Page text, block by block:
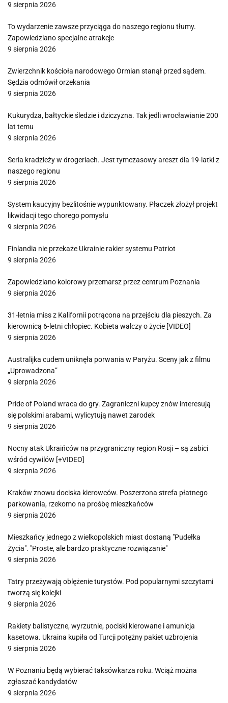
9 sierpnia 2026
To wydarzenie zawsze przyciąga do naszego regionu tłumy.
Zapowiedziano specjalne atrakcje
9 sierpnia 2026
Zwierzchnik kościoła narodowego Ormian stanął przed sądem.
Sędzia odmówił orzekania
9 sierpnia 2026
Kukurydza, bałtyckie śledzie i dziczyzna. Tak jedli wrocławianie 200
lat temu
9 sierpnia 2026
Seria kradzieży w drogeriach. Jest tymczasowy areszt dla 19-latki z
naszego regionu
9 sierpnia 2026
System kaucyjny bezlitośnie wypunktowany. Płaczek złożył projekt
likwidacji tego chorego pomysłu
9 sierpnia 2026
Finlandia nie przekaże Ukrainie rakier systemu Patriot
9 sierpnia 2026
Zapowiedziano kolorowy przemarsz przez centrum Poznania
9 sierpnia 2026
31-letnia miss z Kalifornii potrącona na przejściu dla pieszych. Za
kierownicą 6-letni chłopiec. Kobieta walczy o życie [VIDEO]
9 sierpnia 2026
Australijka cudem uniknęła porwania w Paryżu. Sceny jak z filmu
„Uprowadzona”
9 sierpnia 2026
Pride of Poland wraca do gry. Zagraniczni kupcy znów interesują
się polskimi arabami, wylicytują nawet zarodek
9 sierpnia 2026
Nocny atak Ukraińców na przygraniczny region Rosji – są zabici
wśród cywilów [+VIDEO]
9 sierpnia 2026
Kraków znowu dociska kierowców. Poszerzona strefa płatnego
parkowania, rzekomo na prośbę mieszkańców
9 sierpnia 2026
Mieszkańcy jednego z wielkopolskich miast dostaną "Pudełka
Życia". "Proste, ale bardzo praktyczne rozwiązanie"
9 sierpnia 2026
Tatry przeżywają oblężenie turystów. Pod popularnymi szczytami
tworzą się kolejki
9 sierpnia 2026
Rakiety balistyczne, wyrzutnie, pociski kierowane i amunicja
kasetowa. Ukraina kupiła od Turcji potężny pakiet uzbrojenia
9 sierpnia 2026
W Poznaniu będą wybierać taksówkarza roku. Wciąż można
zgłaszać kandydatów
9 sierpnia 2026